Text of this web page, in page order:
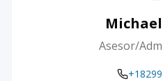
Asesor/